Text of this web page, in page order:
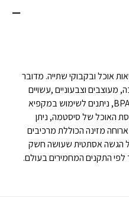
אוכל ובקבוקי שתייה. מדובר
מעוצבים וצבעוניים ,עשויים
פלסטיק איכותי תוצרת ניו זילנד, ללא BPA, ניתנים לשימוש במקפיא
האוכל של סיסטמה, ניתן
מזינה הכוללת מרכיבים
הגשה אסתטית שעושה חשק
לפי התקנים המחמירים בעולם.